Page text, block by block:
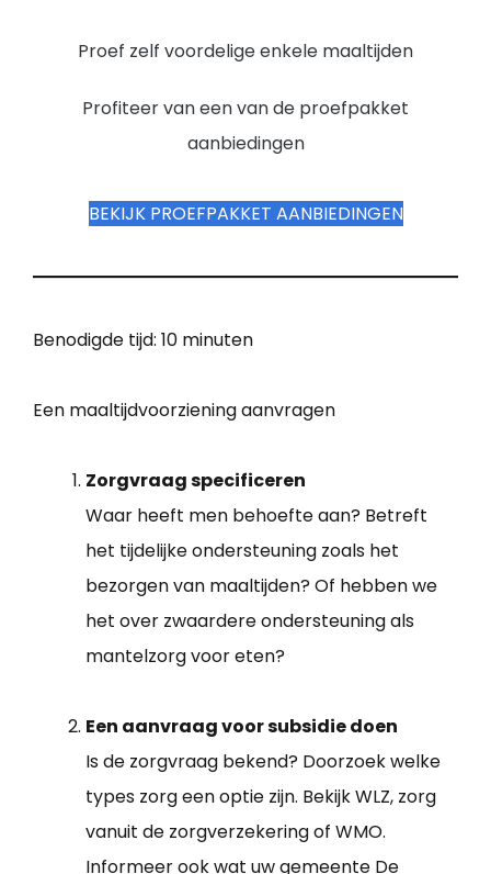
Proef zelf voordelige enkele maaltijden
Profiteer van een van de proefpakket
aanbiedingen
BEKIJK PROEFPAKKET AANBIEDINGEN
Benodigde tijd: 10 minuten
Een maaltijdvoorziening aanvragen
Zorgvraag specificeren
Waar heeft men behoefte aan? Betreft
het tijdelijke ondersteuning zoals het
bezorgen van maaltijden? Of hebben we
het over zwaardere ondersteuning als
mantelzorg voor eten?
Een aanvraag voor subsidie doen
Is de zorgvraag bekend? Doorzoek welke
types zorg een optie zijn. Bekijk WLZ, zorg
vanuit de zorgverzekering of WMO.
Informeer ook wat uw gemeente De